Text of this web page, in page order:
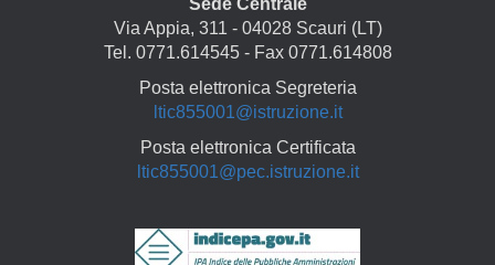
Sede Centrale
Via Appia, 311 - 04028 Scauri (LT)
Tel. 0771.614545 - Fax 0771.614808
Posta elettronica Segreteria
ltic855001@istruzione.it
Posta elettronica Certificata
ltic855001@pec.istruzione.it